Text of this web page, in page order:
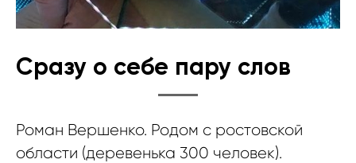
Сразу о себе пару слов
Роман Вершенко. Родом с ростовской
области (деревенька 300 человек).